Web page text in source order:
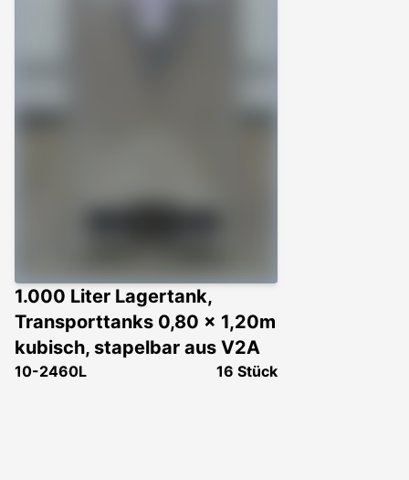
1.000 Liter Lagertank,
Transporttanks 0,80 x 1,20m
kubisch, stapelbar aus V2A
10-2460L 16 Stück